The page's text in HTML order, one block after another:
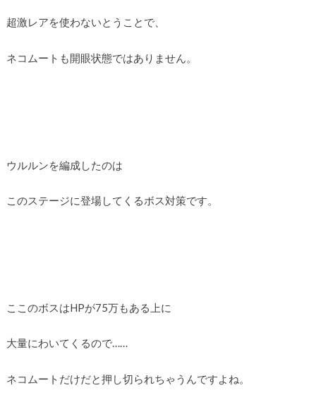
超激レアを使わないとうことで、
ネコムートも開眼状態ではありません。
ウルルンを編成したのは
このステージに登場してくるボス対策です。
ここのボスはHPが75万もある上に
大量にわいてくるので……
ネコムートだけだと押し切られちゃうんですよね。